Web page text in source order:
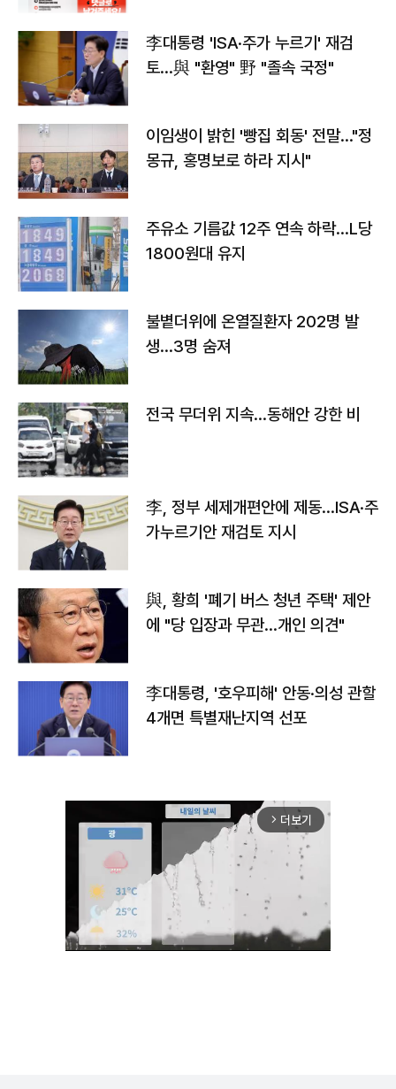
李대통령 'ISA·주가 누르기' 재검
토…與 "환영" 野 "졸속 국정"
이임생이 밝힌 '빵집 회동' 전말…"정
몽규, 홍명보로 하라 지시"
주유소 기름값 12주 연속 하락…L당
1800원대 유지
불볕더위에 온열질환자 202명 발
생…3명 숨져
전국 무더위 지속…동해안 강한 비
李, 정부 세제개편안에 제동…ISA·주
가누르기안 재검토 지시
與, 황희 '폐기 버스 청년 주택' 제안
에 "당 입장과 무관…개인 의견"
李대통령, '호우피해' 안동·의성 관할
4개면 특별재난지역 선포
arrow_forward_ios 더보기